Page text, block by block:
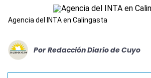
Agencia del INTA en Calingasta
Por Redacción Diario de Cuyo